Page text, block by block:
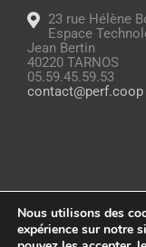
23 rue Hélène
Espace
Jean Bertin
40220 TARNOS
05.59.45.59.53
contact@perf.coop
© Copyright2026 |
Nous utilisons des
expérience sur notre